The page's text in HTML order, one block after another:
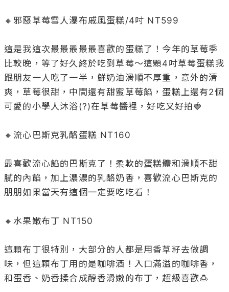
🔸邪惡草莓雪人瀑布戚風蛋糕/4吋 NT599
這是我這次最最最最最喜歡的蛋糕了！今年的草莓季
比較晚，等了好久終於吃到草莓～這顆4吋草莓蛋糕我
跟朋友一人吃了一半，鮮奶油滑順不厚重，意外的清
爽，草莓很甜，中間還有甜蜜草莓餡，蛋糕上還有2個
可愛的小學人沐浴(?)在草莓醬裡，好吃又好拍🍓
🔸流心巴斯克乳酪蛋糕 NT160
最喜歡流心餡的巴斯克了！柔軟的蛋糕體和滑順不甜
膩的內餡，加上濃濃的乳酪奶香，喜歡流心巴斯克的
朋朋如果當天有這個一定要吃吃看！
🔸水果嫩布丁 NT150
這顆布丁很特別，大部分的人都是用香草籽去做調
味，但這顆布丁用的是咖啡酒！入口滿溢的咖啡香，
和蛋香、奶香揉合成醇香滑嫩的布丁，超級喜歡🍮